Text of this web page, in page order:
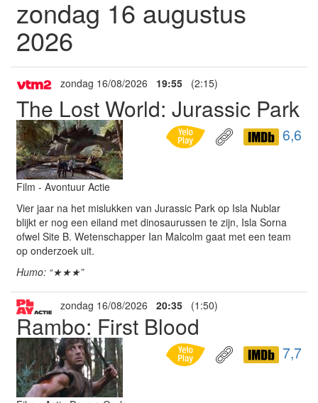
zondag 16 augustus
2026
zondag 16/08/2026 19:55 (2:15)
The Lost World: Jurassic Park
6,6
Film - Avontuur Actie
Vier jaar na het mislukken van Jurassic Park op Isla Nublar
blijkt er nog een eiland met dinosaurussen te zijn, Isla Sorna
ofwel Site B. Wetenschapper Ian Malcolm gaat met een team
op onderzoek uit.
Humo: “★★★”
zondag 16/08/2026 20:35 (1:50)
Rambo: First Blood
7,7